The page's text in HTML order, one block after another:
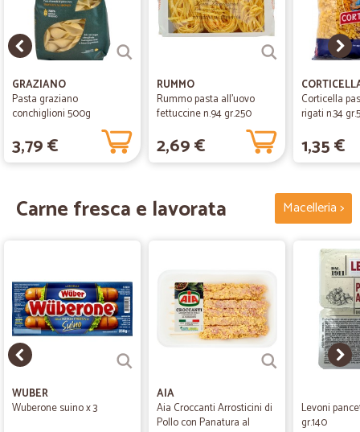
GRAZIANO
Pasta graziano
conchiglioni 500g
3,79 €
RUMMO
Rummo pasta all'uovo
fettuccine n.94 gr.250
2,69 €
Corticella
rigati n.34
1,35 €
Carne fresca e lavorata Macelleria >
WUBER
Wuberone suino x 3
AIA
Aia Croccanti Arrosticini di
Pollo con Panatura al
Levoni
gr.140